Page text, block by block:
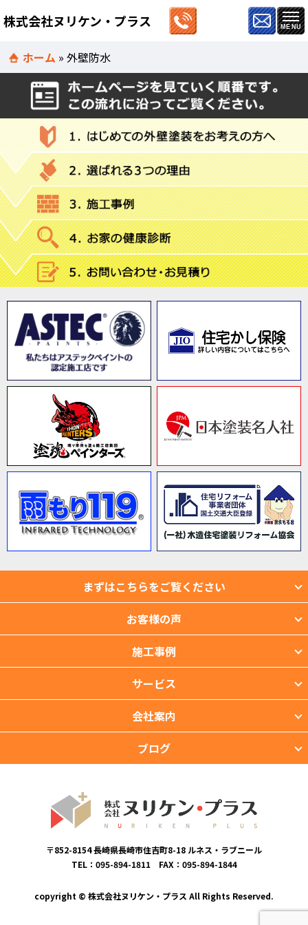
株式会社ヌリケン・プラス
ホーム »外壁防水
まずはこちらをご覧ください
お客様の声
施工事例
サービス
会社案内
ブログ
〒852-8154 長崎県長崎市住吉町8-18 ルネス・ラブニール
TEL：095-894-1811 FAX：095-894-1844
copyright © 株式会社ヌリケン・プラス All Rights Reserved.